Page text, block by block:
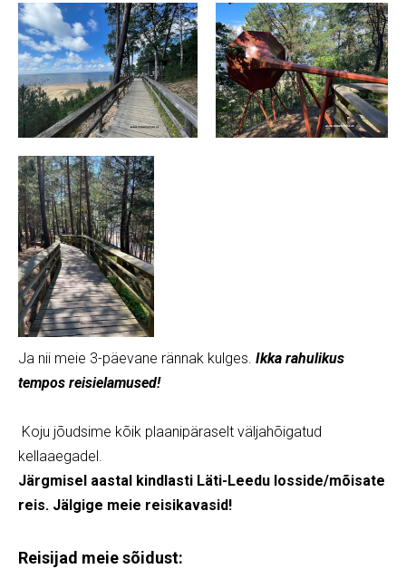
Ja nii meie 3-päevane rännak kulges. Ikka rahulikus
tempos reisielamused!
Koju jõudsime kõik plaanipäraselt väljahõigatud
kellaaegadel.
Järgmisel aastal kindlasti Läti-Leedu losside/mõisate
reis. Jälgige meie reisikavasid!
Reisijad meie sõidust: